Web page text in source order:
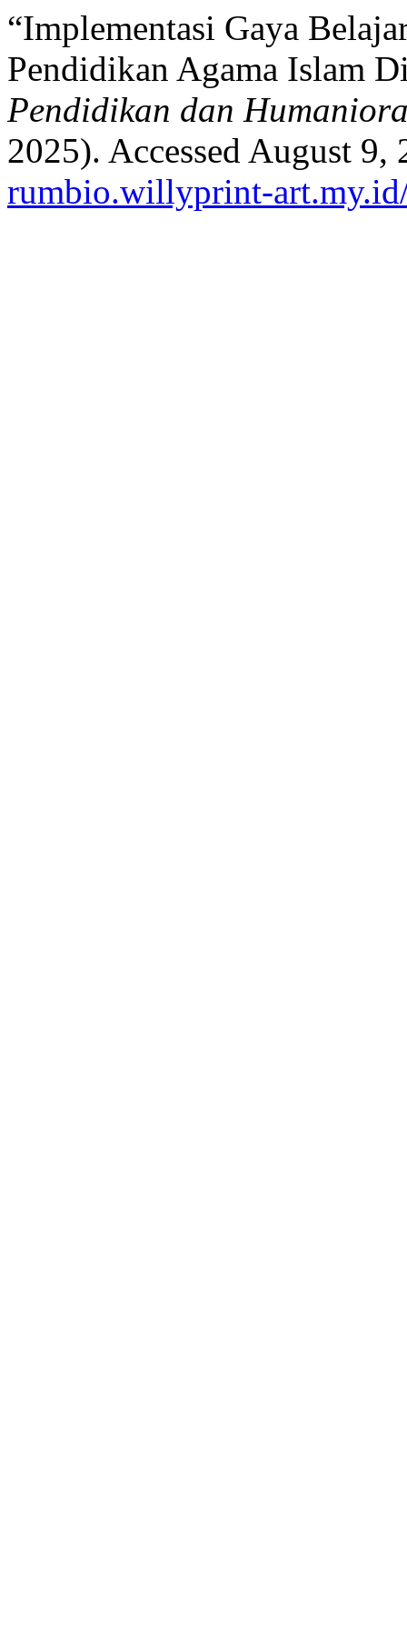
“Implementasi Gaya
Pendidikan Agama Islam
Pendidikan dan
2025). Accessed August 9,
rumbio.willyprint-